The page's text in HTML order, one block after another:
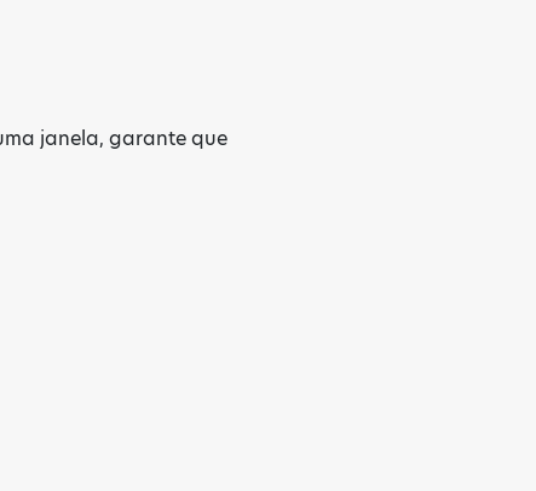
janela, garante que